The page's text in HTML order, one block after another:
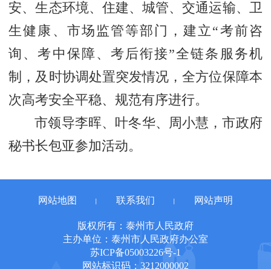
安、生态环境、住建、城管、交通运输、卫
生健康、市场监管等部门，建立“考前咨
询、考中保障、考后衔接”全链条服务机
制，及时协调处置突发情况，全方位保障本
次高考安全平稳、规范有序进行。
市领导李晖、叶冬华、周小慧，市政府
秘书长包亚参加活动。
网站地图 联系我们 网站声明
版权所有：泰州市人民政府
主办单位：泰州市人民政府办公室
苏ICP备05003226号-1
网站标识码：3212000002